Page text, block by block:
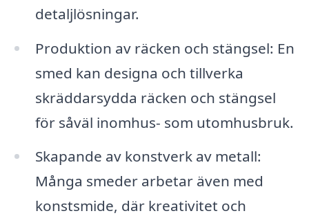
detaljlösningar.
Produktion av räcken och stängsel: En
smed kan designa och tillverka
skräddarsydda räcken och stängsel
för såväl inomhus- som utomhusbruk.
Skapande av konstverk av metall:
Många smeder arbetar även med
konstsmide, där kreativitet och